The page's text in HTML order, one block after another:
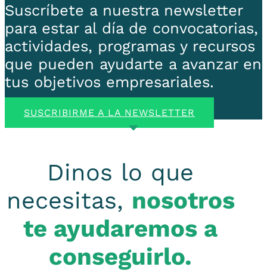
Suscríbete a nuestra newsletter
para estar al día de convocatorias,
actividades, programas y recursos
que pueden ayudarte a avanzar en
tus objetivos empresariales.
SUSCRIBIRME A LA NEWSLETTER
Dinos lo que
necesitas, nosotros
te ayudaremos a
conseguirlo.